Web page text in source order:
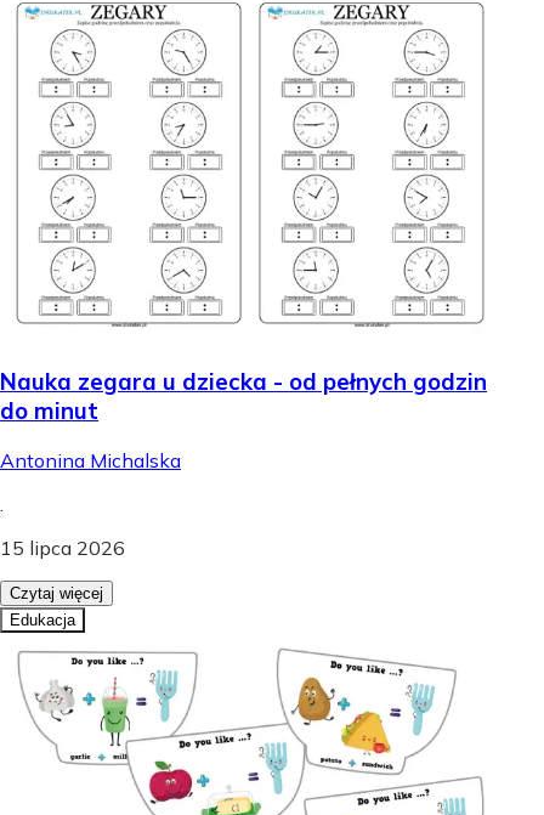
Nauka zegara u dziecka - od pełnych godzin
do minut
Antonina Michalska
.
15 lipca 2026
Czytaj więcej
Edukacja